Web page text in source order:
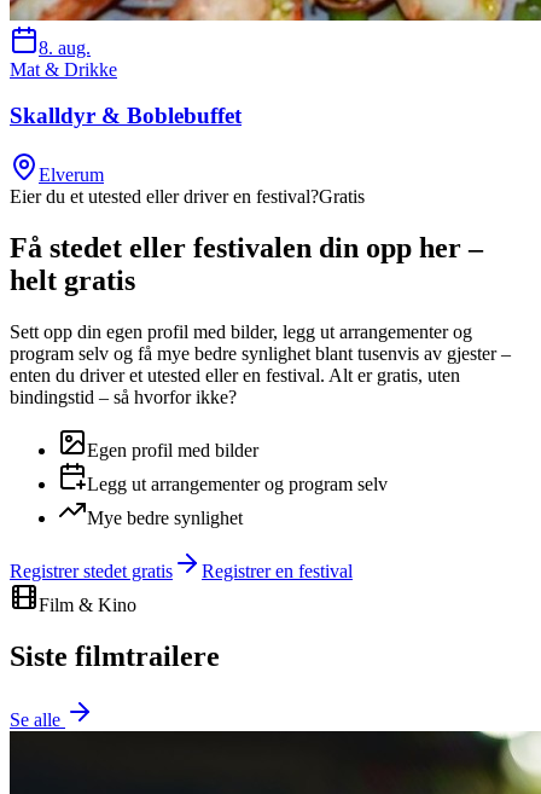
8. aug.
Mat & Drikke
Skalldyr & Boblebuffet
Elverum
Eier du et utested eller driver en festival?Gratis
Få stedet eller festivalen din opp her –
helt gratis
Sett opp din egen profil med bilder, legg ut arrangementer og
program selv og få mye bedre synlighet blant tusenvis av gjester –
enten du driver et utested eller en festival. Alt er gratis, uten
bindingstid – så hvorfor ikke?
Egen profil med bilder
Legg ut arrangementer og program selv
Mye bedre synlighet
Registrer stedet gratis
Registrer en festival
Film & Kino
Siste filmtrailere
Se alle